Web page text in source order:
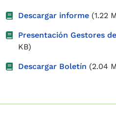
Descargar informe (1.22
Presentación Gestores
KB)
Descargar Boletín (2.04